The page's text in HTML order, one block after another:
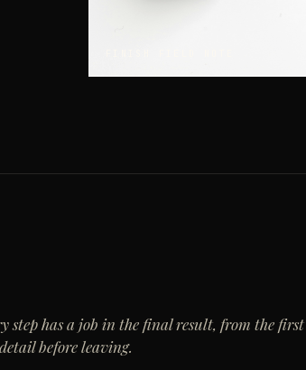
step has a job in the final result, from the first
before leaving.